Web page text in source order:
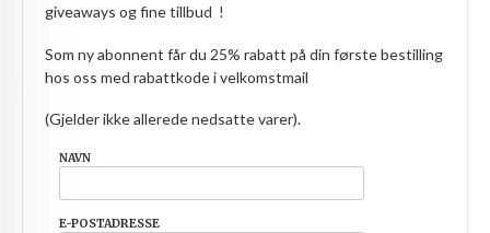
giveaways og fine tillbud !
Som ny abonnent får du 25% rabatt på din første bestilling
hos oss med rabattkode i velkomstmail
(Gjelder ikke allerede nedsatte varer).
NAVN
E-POSTADRESSE